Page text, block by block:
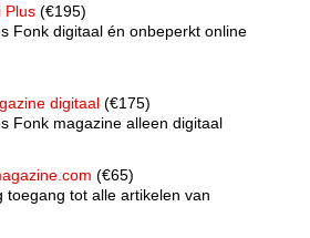
Plus (€195)
Fonk digitaal én onbeperkt online
digitaal (€175)
Fonk magazine alleen digitaal
(€65)
toegang tot alle artikelen van